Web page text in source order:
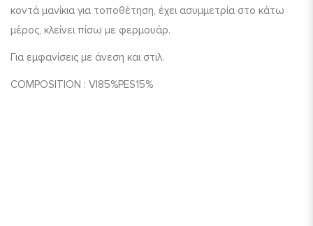
κοντά μανίκια για τοποθέτηση, έχει ασυμμετρία στο κάτω
μέρος, κλείνει πίσω με φερμουάρ.
Για εμφανίσεις με άνεση και στιλ.
COMPOSITION : VI85%PES15%